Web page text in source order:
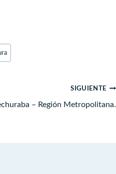
SIGUIENTE
– Región Metropolitana.